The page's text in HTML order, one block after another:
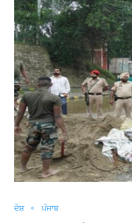
ਦੇਸ਼ ਪੰਜਾਬ